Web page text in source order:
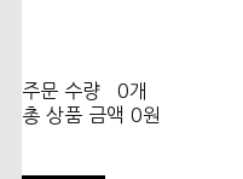
주문 수량
0개
총 상품 금액 0원